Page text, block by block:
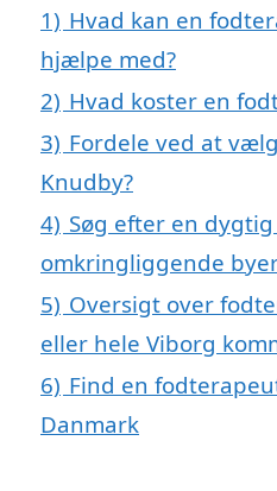
1) Hvad kan en
hjælpe med?
2) Hvad koster en
3) Fordele ved at
Knudby?
4) Søg efter en
omkringliggende
5) Oversigt over
eller hele Viborg
6) Find en
Danmark